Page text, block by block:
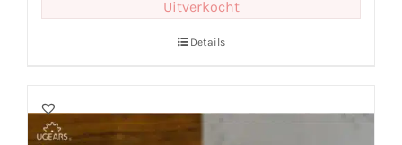
Uitverkocht
Details